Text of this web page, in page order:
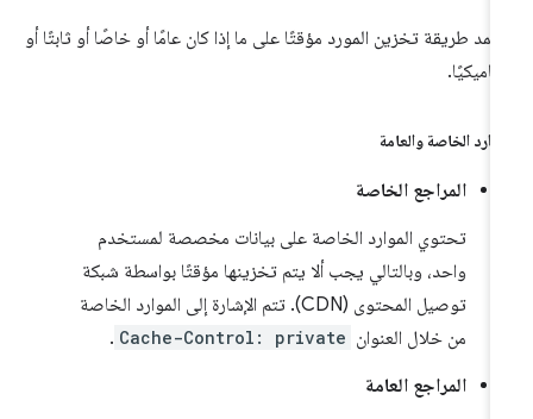
طريقة تخزين المورد مؤقتًا على ما إذا كان عامًا أو خاصًا أو ثابتًا أو
الخاصة والعامة
المراجع الخاصة
تحتوي الموارد الخاصة على بيانات مخصصة لمستخدم
واحد، وبالتالي يجب ألا يتم تخزينها مؤقتًا بواسطة شبكة
توصيل المحتوى (CDN). تتم الإشارة إلى الموارد الخاصة
من خلال العنوان Cache-Control: private
.
المراجع العامة